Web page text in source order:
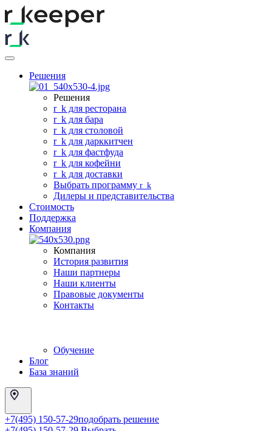
Решения
Решения
r_ k для ресторана
r_ k для бара
r_ k для столовой
r_ k для дарккитчен
r_ k для фастфуда
r_ k для кофейни
r_ k для доставки
Выбрать программу r k
Дилеры и представительства
Стоимость
Поддержка
Компания
Компания
История развития
Наши партнеры
Наши клиенты
Правовые документы
Контакты
Обучение
Блог
База знаний
+7(495) 150-57-29подобрать решение